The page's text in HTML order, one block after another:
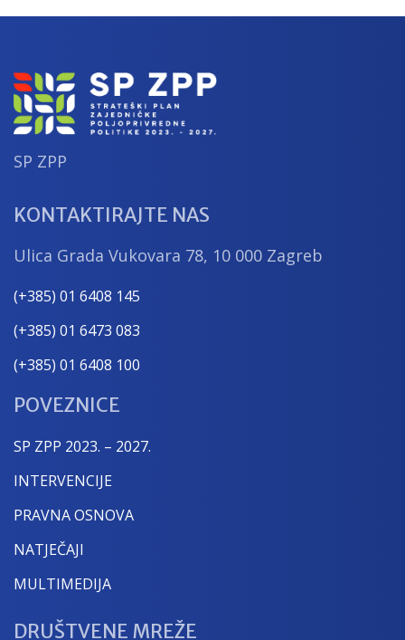
Hrvatske 2023. – 2027.
SP ZPP
KONTAKTIRAJTE NAS
Ulica Grada Vukovara 78, 10 000 Zagreb
(+385) 01 6408 145
(+385) 01 6473 083
(+385) 01 6408 100
POVEZNICE
SP ZPP 2023. – 2027.
INTERVENCIJE
PRAVNA OSNOVA
NATJEČAJI
MULTIMEDIJA
DRUŠTVENE MREŽE